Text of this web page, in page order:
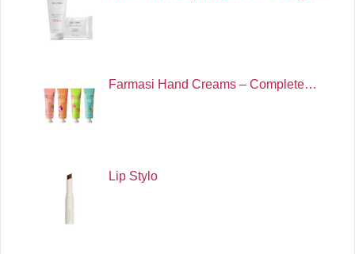
Farmasi Hand Creams – Complete…
Lip Stylo